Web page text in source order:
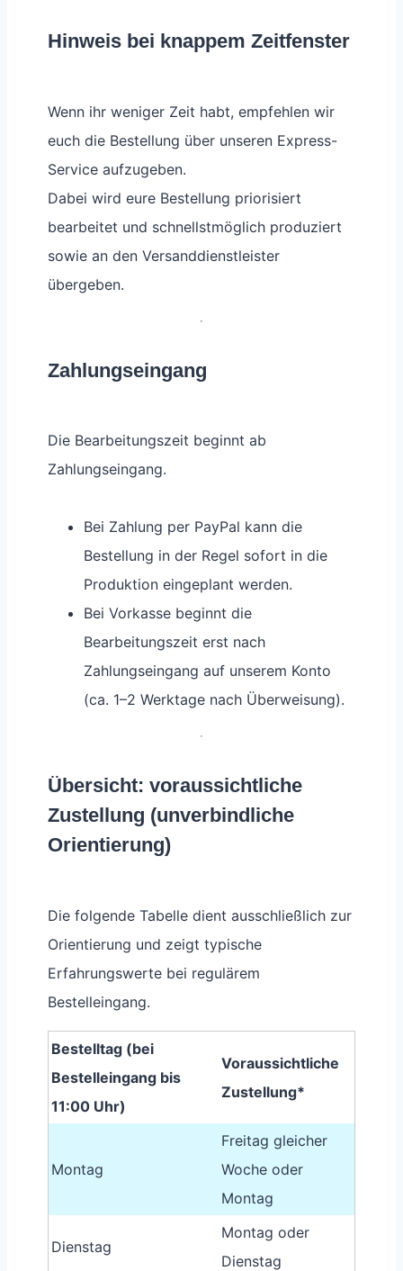
Hinweis bei knappem Zeitfenster
Wenn ihr weniger Zeit habt, empfehlen wir
euch die Bestellung über unseren Express-
Service aufzugeben.
Dabei wird eure Bestellung priorisiert
bearbeitet und schnellstmöglich produziert
sowie an den Versanddienstleister
übergeben.
Zahlungseingang
Die Bearbeitungszeit beginnt ab
Zahlungseingang.
Bei Zahlung per PayPal kann die
Bestellung in der Regel sofort in die
Produktion eingeplant werden.
Bei Vorkasse beginnt die
Bearbeitungszeit erst nach
Zahlungseingang auf unserem Konto
(ca. 1–2 Werktage nach Überweisung).
Übersicht: voraussichtliche
Zustellung (unverbindliche
Orientierung)
Die folgende Tabelle dient ausschließlich zur
Orientierung und zeigt typische
Erfahrungswerte bei regulärem
Bestelleingang.
Bestelltag (bei
Bestelleingang bis
11:00 Uhr)
Voraussichtliche
Zustellung*
Montag
Freitag gleicher
Woche oder
Montag
Dienstag
Montag oder
Dienstag